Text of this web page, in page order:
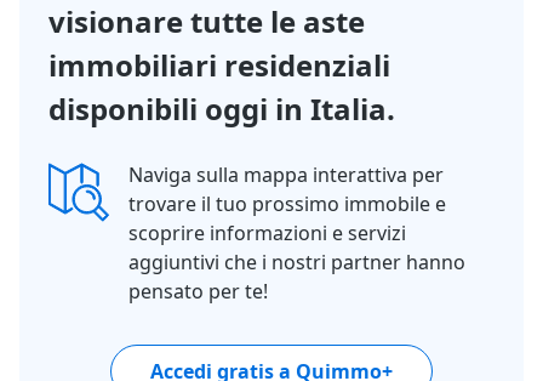
visionare tutte le aste
immobiliari residenziali
disponibili oggi in Italia.
Naviga sulla mappa interattiva per
trovare il tuo prossimo immobile e
scoprire informazioni e servizi
aggiuntivi che i nostri partner hanno
pensato per te!
Accedi gratis a Quimmo+